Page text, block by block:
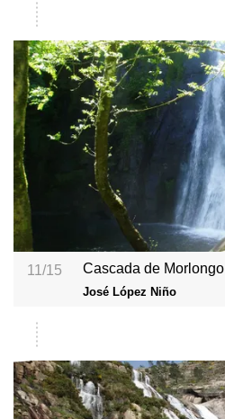
11/15 Cascada de Morlongo
José López Niño